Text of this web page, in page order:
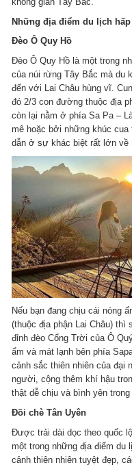
Những địa điểm du lịch
Đèo Ô Quy Hồ
Đèo Ô Quy Hồ là một trong
của núi rừng Tây Bắc mà du
đến với Lai Châu hùng vĩ.
đó 2/3 con đường thuộc địa
còn lại nằm ở phía Sa Pa –
mê hoặc bởi những khúc
dẫn ở sự khác biệt rất lớn về
Nếu bạn đang chịu cái nóng
(thuộc địa phận Lai Châu)
đỉnh đèo Cổng Trời của Ô
ẩm và mát lạnh bên phía
cảnh sắc thiên nhiên của đại
người, cộng thêm khí hậu
thật dễ chịu và bình yên trong
Đồi chè Tân Uyên
Được trải dài dọc theo quốc
một trong những địa điểm du
cảnh thiên nhiên tuyệt đẹp,